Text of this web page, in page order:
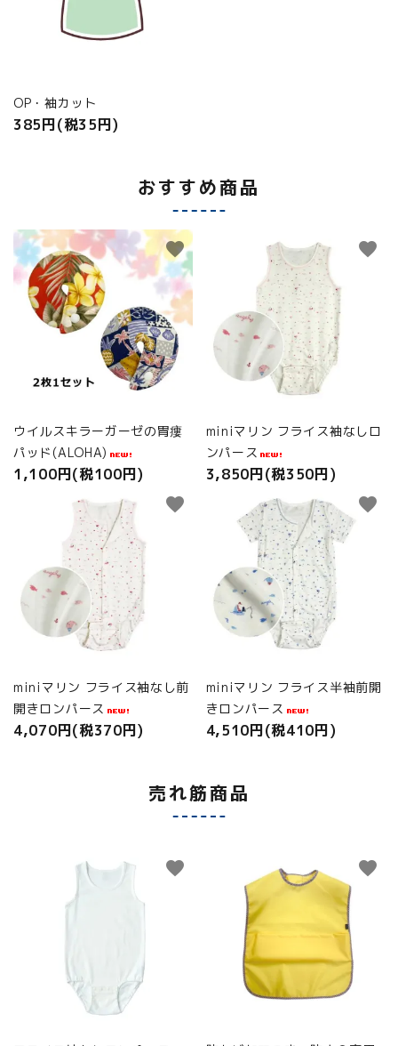
OP・袖カット
385円(税35円)
おすすめ商品
ウイルスキラーガーゼの胃瘻
パッド(ALOHA)
1,100円(税100円)
favorite
miniマリン フライス袖なしロ
ンパース
3,850円(税350円)
favorite
miniマリン フライス袖なし前
開きロンパース
4,070円(税370円)
favorite
miniマリン フライス半袖前開
きロンパース
4,510円(税410円)
favorite
売れ筋商品
favorite favorite